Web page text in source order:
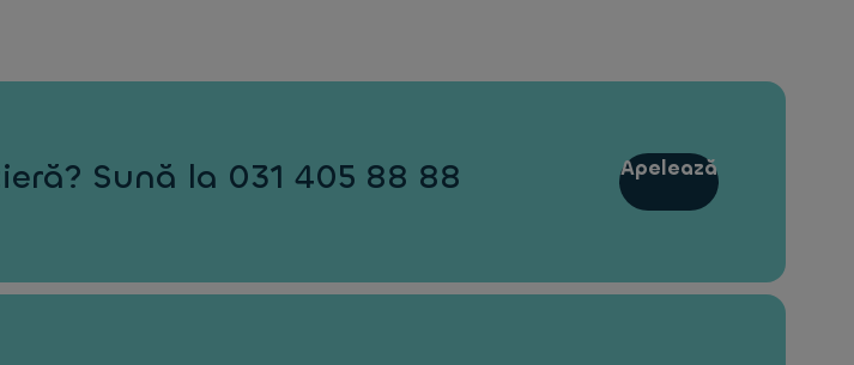
Sună la 031 405 88 88 Apelează